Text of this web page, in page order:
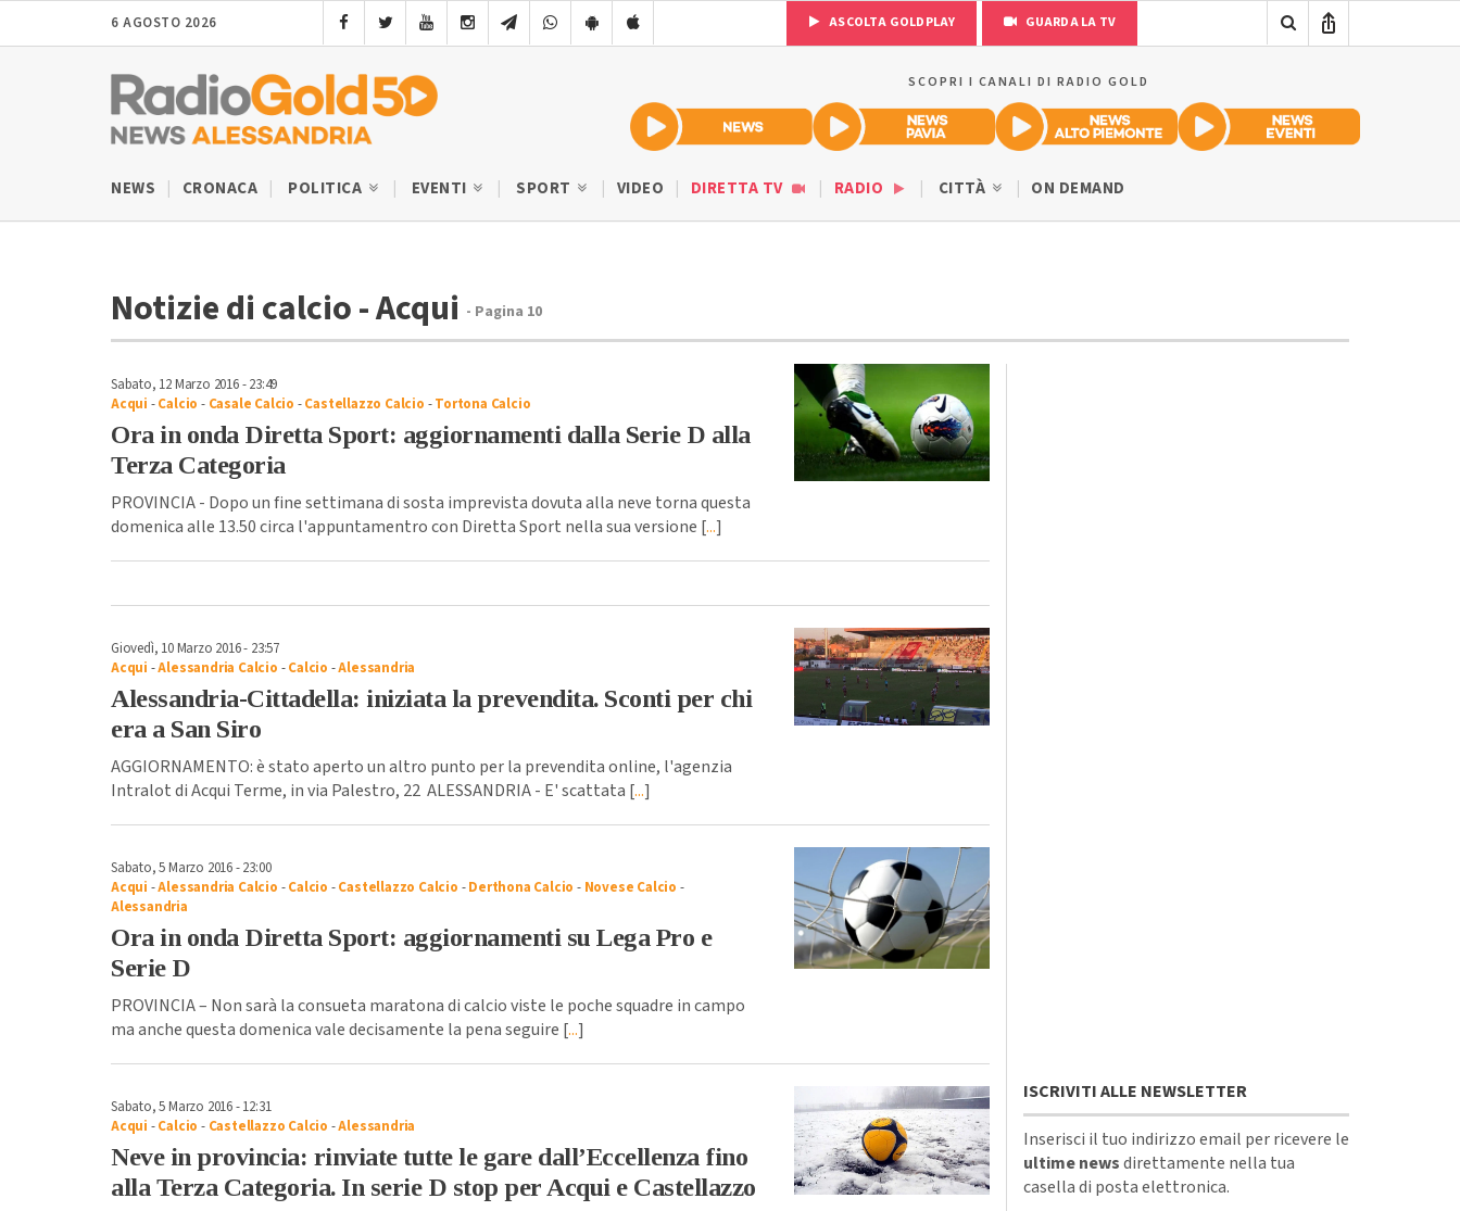
6 AGOSTO 2026 ASCOLTA GOLDPLAY GUARDA LA TV
SCOPRI I CANALI DI RADIO GOLD
NEWS CRONACA POLITICA EVENTI SPORT VIDEO DIRETTA TV RADIO CITTÀ ON DEMAND
Notizie di calcio - Acqui - Pagina 10
Sabato, 12 Marzo 2016 - 23:49
Acqui -Calcio - Casale Calcio -Castellazzo Calcio -Tortona Calcio
Ora in onda Diretta Sport: aggiornamenti dalla Serie D alla
Terza Categoria
PROVINCIA - Dopo un fine settimana di sosta imprevista dovuta alla neve torna questa
domenica alle 13.50 circa l'appuntamentro con Diretta Sport nella sua versione [...]
Giovedì, 10 Marzo 2016 - 23:57
Acqui -Alessandria Calcio -Calcio -Alessandria
Alessandria-Cittadella: iniziata la prevendita. Sconti per chi
era a San Siro
AGGIORNAMENTO: è stato aperto un altro punto per la prevendita online, l'agenzia
Intralot di Acqui Terme, in via Palestro, 22 ALESSANDRIA - E' scattata [...]
Sabato, 5 Marzo 2016 - 23:00
Acqui -Alessandria Calcio -Calcio -Castellazzo Calcio -Derthona Calcio - Novese Calcio -
Alessandria
Ora in onda Diretta Sport: aggiornamenti su Lega Pro e
Serie D
PROVINCIA – Non sarà la consueta maratona di calcio viste le poche squadre in campo
ma anche questa domenica vale decisamente la pena seguire [...]
Sabato, 5 Marzo 2016 - 12:31
Acqui -Calcio - Castellazzo Calcio -Alessandria
Neve in provincia: rinviate tutte le gare dall’Eccellenza fino
alla Terza Categoria. In serie D stop per Acqui e Castellazzo
ISCRIVITI ALLE NEWSLETTER
Inserisci il tuo indirizzo email per ricevere le
ultime newsdirettamente nella tua
casella di posta elettronica.